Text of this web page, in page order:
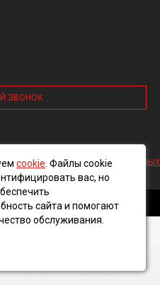
ЗВОНОК
персональных данных
компания, 2016 ©
cookie . Файлы cookie
вас, но
сайта и помогают
обслуживания.